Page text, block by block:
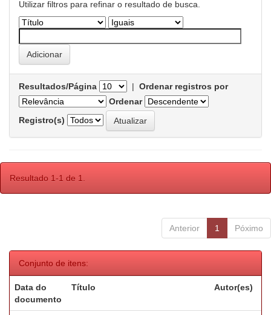
Utilizar filtros para refinar o resultado de busca.
Resultados/Página | Ordenar registros por
Ordenar
Registro(s)
Resultado 1-1 de 1.
Anterior 1 Póximo
Conjunto de itens:
Data do
documento
Título Autor(es)